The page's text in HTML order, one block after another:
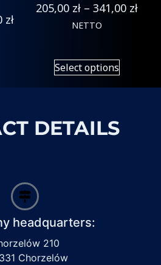
zł
205,00 zł – 341,00 zł
NETTO
Select options
DETAILS
headquarters:
210
Chorzelów